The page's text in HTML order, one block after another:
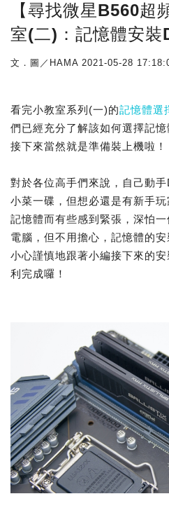
【尋找微星B560超
室(二)：記憶體安裝
文．圖／HAMA 2021-05-28
看完小教室系列(一)的記憶體選
們已經充分了解該如何選擇記
接下來當然就是準備裝上機啦！
對於各位高手們來說，自己動
小菜一碟，但想必還是有新手
記憶體而有些感到緊張，深怕
電腦，但不用擔心，記憶體的
小心謹慎地跟著小編接下來的
利完成囉！